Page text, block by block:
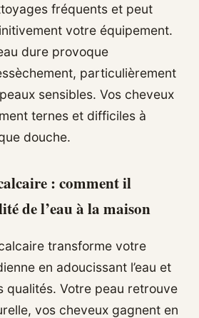
fréquents et peut
votre équipement.
dure provoque
particulièrement
sensibles. Vos cheveux
ternes et difficiles à
douche.
: comment il
de l’eau à la maison
transforme votre
en adoucissant l’eau et
qualités. Votre peau retrouve
vos cheveux gagnent en